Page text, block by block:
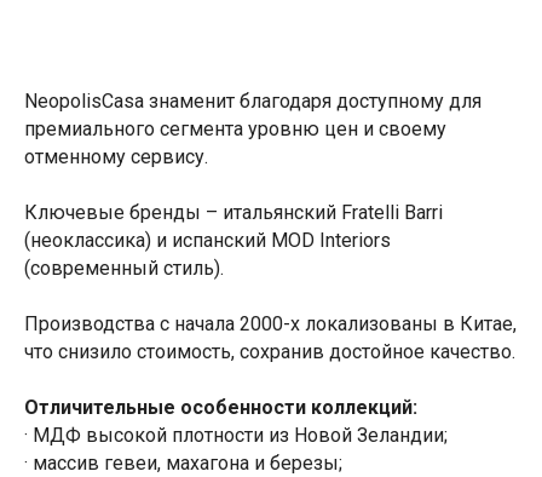
NeopolisCasa знаменит благодаря доступному для
премиального сегмента уровню цен и своему
отменному сервису.
Ключевые бренды – итальянский Fratelli Barri
(неоклассика) и испанский MOD Interiors
(современный стиль).
Производства с начала 2000-х локализованы в Китае,
что снизило стоимость, сохранив достойное качество.
Отличительные особенности коллекций:
· МДФ высокой плотности из Новой Зеландии;
· массив гевеи, махагона и березы;